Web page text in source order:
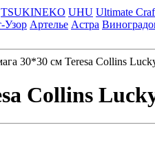
TSUKINEKO UHU Ultimate
Узор Артелье Астра
30*30 см Teresa Collins
Collins